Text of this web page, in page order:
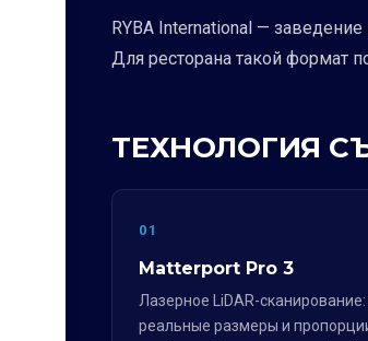
RYBA International —
Для ресторана такой формат
ТЕХНОЛОГИЯ
01
Matterport Pro 3
Лазерное LiDAR-
реальные размеры и